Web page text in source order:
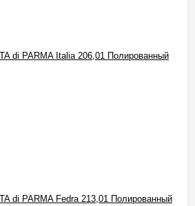
di PARMA Italia 206,01 Полированный
di PARMA Fedra 213,01 Полированный